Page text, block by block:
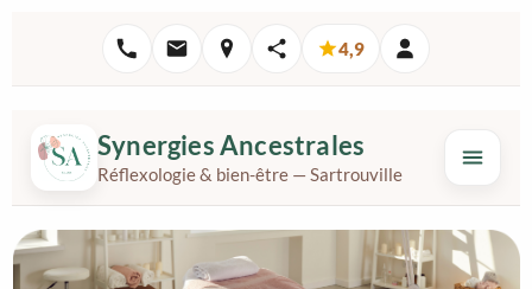
4,9
Synergies Ancestrales
Réflexologie & bien-être — Sartrouville